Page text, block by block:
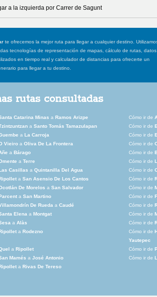
a la izquierda por Carrer de Sagunt
te ofrecemos la mejor ruta para llegar a cualquier destino.
tecnologías de representación de mapas, cálculo de rutas, datos
en tiempo real y calculador de distancias para ofrecerte un
para llegar a tu destino.
rutas consultadas
Catarina Minas a Ramos Arizpe Cómo ir de
a Santo Tomás Tamazulapan Cómo ir de
a La Carroja Cómo ir de
Vieiro a Oliva De La Frontera Cómo ir de
a Bárago Cómo ir de
a Terre Cómo ir de
Las Casillas a Quintanilla Del Agua Cómo ir de
Ripollet a San Asensio De Los Cantos Cómo ir de
De Morelos a San Salvador Cómo ir de
Parcent a San Martino Cómo ir de
De Rueda a Caudé Cómo ir de
Elena a Montgat Cómo ir de
a Alàs Cómo ir de
Ripollet a Rodezno Cómo ir de
Yautepec
a Ripollet Cómo ir de
Mamés a José Antonio Cómo ir de
Ripollet a Rivas De Tereso